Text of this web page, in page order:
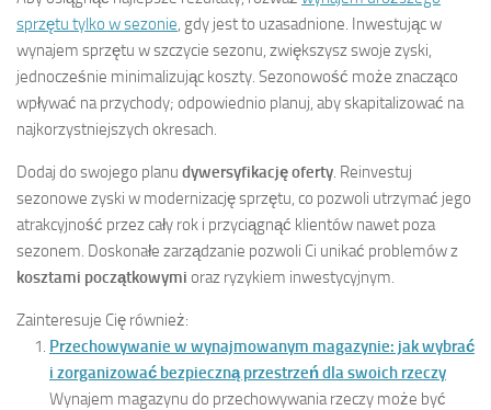
sprzętu tylko w sezonie , gdy jest to uzasadnione. Inwestując w
wynajem sprzętu w szczycie sezonu, zwiększysz swoje zyski,
jednocześnie minimalizując koszty. Sezonowość może znacząco
wpływać na przychody; odpowiednio planuj, aby skapitalizować na
najkorzystniejszych okresach.
Dodaj do swojego planu dywersyfikację oferty . Reinvestuj
sezonowe zyski w modernizację sprzętu, co pozwoli utrzymać jego
atrakcyjność przez cały rok i przyciągnąć klientów nawet poza
sezonem. Doskonałe zarządzanie pozwoli Ci unikać problemów z
kosztami początkowymi oraz ryzykiem inwestycyjnym.
Zainteresuje Cię również:
Przechowywanie w wynajmowanym magazynie: jak wybrać
i zorganizować bezpieczną przestrzeń dla swoich rzeczy
Wynajem magazynu do przechowywania rzeczy może być